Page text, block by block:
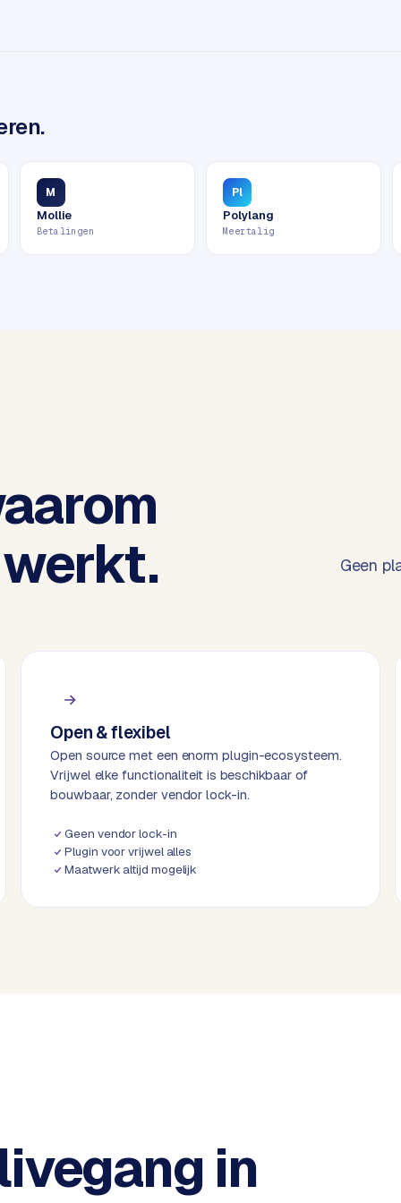
M
Mollie
Betalingen
Pl
Polylang
Meertalig
Geen
Open & flexibel
Open source met een enorm plugin-ecosysteem.
Vrijwel elke functionaliteit is beschikbaar of
bouwbaar, zonder vendor lock-in.
Geen vendor lock-in
Plugin voor vrijwel alles
Maatwerk altijd mogelijk
in